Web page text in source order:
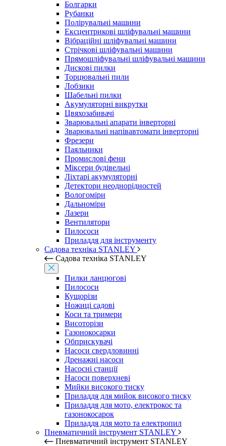
Болгарки
Рубанки
Полірувальні машини
Ексцентрикові шліфувальні машини
Вібраційні шліфувальні машини
Стрічкові шліфувальні машини
Прямошліфувальні шліфувальні машини
Дискові пилки
Торцювальні пили
Лобзики
Шабельні пилки
Акумуляторні викрутки
Цвяхозабивачі
Зварювальні апарати інверторні
Зварювальні напівавтомати інверторні
Фрезери
Паяльники
Промислові фени
Міксери будівельні
Ліхтарі акумуляторні
Детектори неоднорідностей
Вологоміри
Дальноміри
Лазери
Вентилятори
Пилососи
Приладдя для інструменту
Садова техніка STANLEY
Садова техніка STANLEY
Пилки ланцюгові
Пилососи
Кущорізи
Ножиці садові
Коси та тримери
Висоторізи
Газонокосарки
Обприскувачі
Насоси свердловинні
Дренажні насоси
Насосні станції
Насоси поверхневі
Мийки високого тиску
Приладдя для мийок високого тиску
Приладдя для мото, електрокос та
газонокосарок
Приладдя для мото та електропил
Пневматичний інструмент STANLEY
Пневматичний інструмент STANLEY